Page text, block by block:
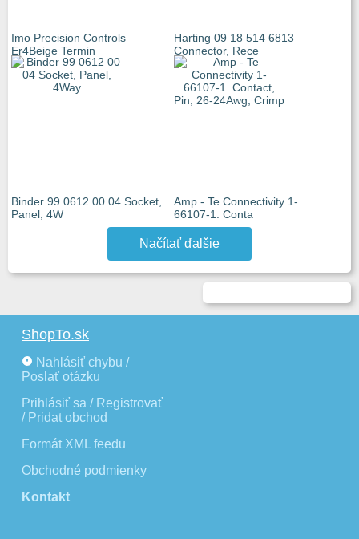
Imo Precision Controls
Er4Beige Termin
Harting 09 18 514 6813
Connector, Rece
Binder 99 0612 00 04 Socket,
Panel, 4W
Amp - Te Connectivity 1-
66107-1. Conta
Načítať ďalšie
ShopTo.sk
Nahlásiť chybu /
Poslať otázku
Prihlásiť sa / Registrovať
/ Pridat obchod
Formát XML feedu
Obchodné podmienky
Kontakt